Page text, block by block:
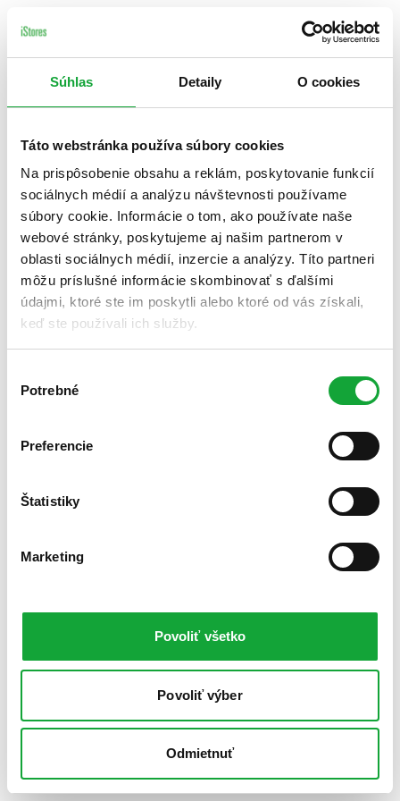
Súhlas Detaily O cookies
Táto webstránka používa súbory cookies
Na prispôsobenie obsahu a reklám, poskytovanie funkcií
sociálnych médií a analýzu návštevnosti používame
súbory cookie. Informácie o tom, ako používate naše
webové stránky, poskytujeme aj našim partnerom v
oblasti sociálnych médií, inzercie a analýzy. Títo partneri
môžu príslušné informácie skombinovať s ďalšími
údajmi, ktoré ste im poskytli alebo ktoré od vás získali,
keď ste používali ich služby.
súhlasu
Potrebné
Preferencie
Štatistiky
Marketing
Povoliť všetko
Povoliť výber
Odmietnuť